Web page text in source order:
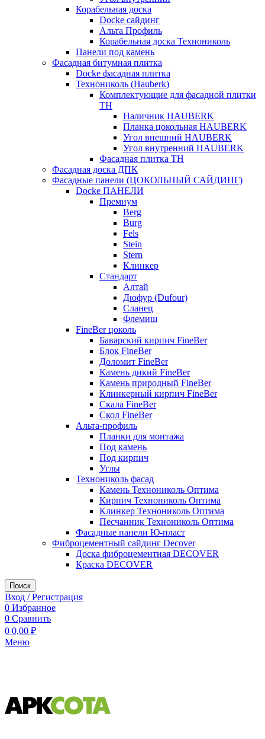
Корабельная доска
Docke сайдинг
Альта Профиль
Корабельная доска Технониколь
Панели под камень
Фасадная битумная плитка
Docke фасадная плитка
Технониколь (Hauberk)
Комплектующие для фасадной плитки
ТН
Наличник HAUBERK
Планка цокольная HAUBERK
Угол внешний HAUBERK
Угол внутренний HAUBERK
Фасадная плитка ТН
Фасадная доска ДПК
Фасадные панели (ЦОКОЛЬНЫЙ САЙДИНГ)
Docke ПАНЕЛИ
Премиум
Berg
Burg
Fels
Stein
Stern
Клинкер
Стандарт
Алтай
Дюфур (Dufour)
Сланец
Флемиш
FineBer цоколь
Баварский кирпич FineBer
Блок FineBer
Доломит FineBer
Камень дикий FineBer
Камень природный FineBer
Клинкерный кирпич FineBer
Скала FineBer
Скол FineBer
Альта-профиль
Планки для монтажа
Под камень
Под кирпич
Углы
Технониколь фасад
Камень Технониколь Оптима
Кирпич Технониколь Оптима
Клинкер Технониколь Оптима
Песчанник Технониколь Оптима
Фасадные панели Ю-пласт
Фиброцементный сайдинг Decover
Доска фиброцементная DECOVER
Краска DECOVER
Поиск
Вход / Регистрация
0 Избранное
0 Сравнить
0 0,00 ₽
Меню